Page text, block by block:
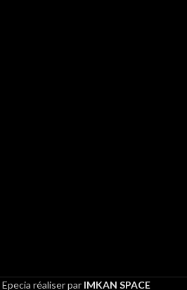
Epecia réaliser par IMKAN SPACE